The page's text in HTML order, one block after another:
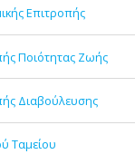
Επιτροπής
Ποιότητας Ζωής
Διαβούλευσης
Ταμείου